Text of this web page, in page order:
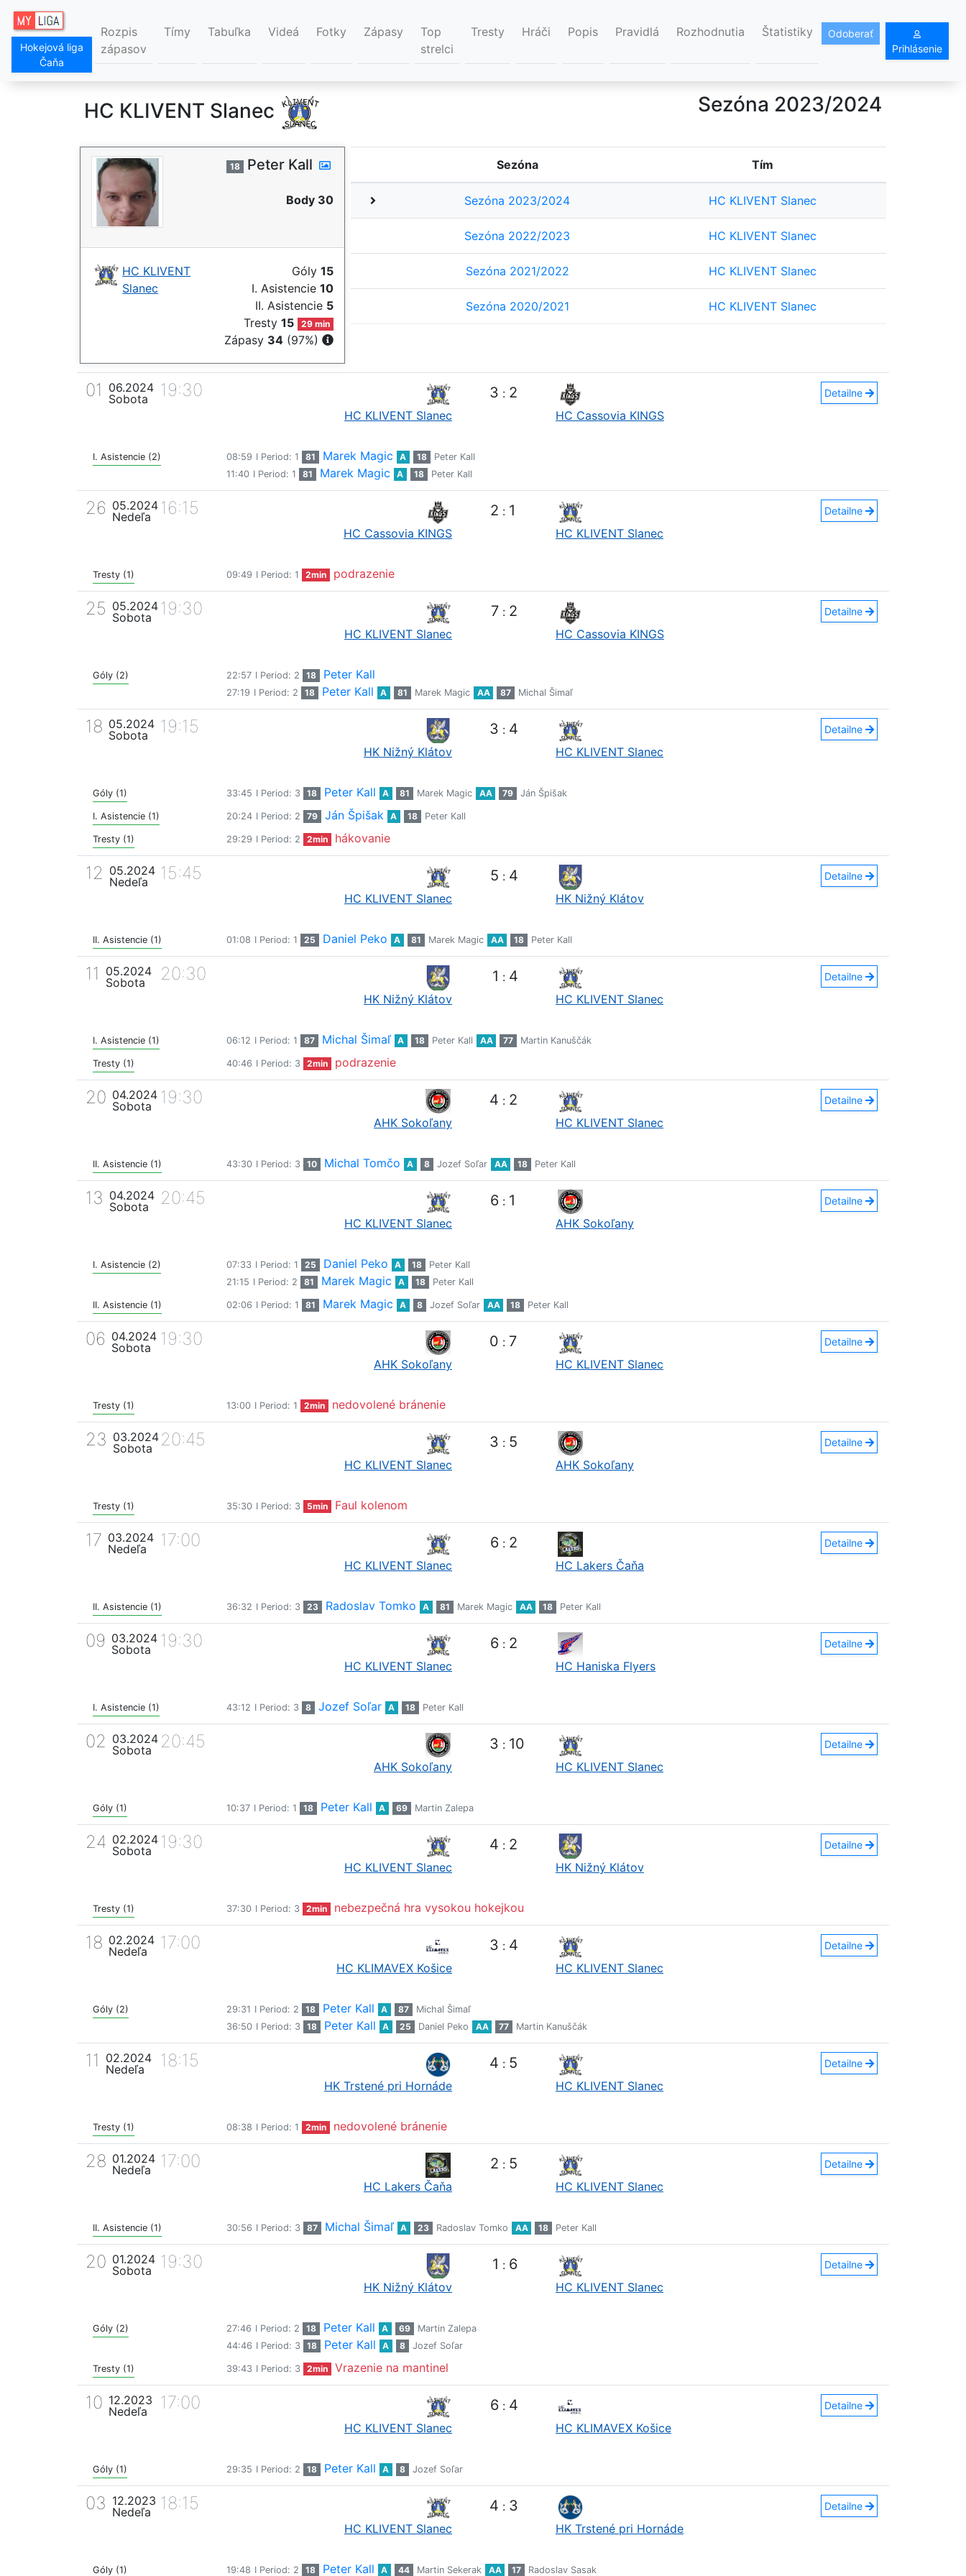
Hokejová liga
Čaňa
Rozpis
zápasov
Tímy Tabuľka Videá Fotky Zápasy
Top
strelci
Tresty Hráči Popis Pravidlá Rozhodnutia Štatistiky
Odoberať
Prihlásenie
HC KLIVENT Slanec Sezóna 2023/2024
18 Peter Kall
Body 30
HC KLIVENT
Slanec
Góly 15
I. Asistencie 10
II. Asistencie 5
Tresty15 29 min
Zápasy 34 (97%)
Sezóna Tím
Sezóna 2023/2024 HC KLIVENT Slanec
Sezóna 2022/2023 HC KLIVENT Slanec
Sezóna 2021/2022 HC KLIVENT Slanec
Sezóna 2020/2021 HC KLIVENT Slanec
01
06.2024
Sobota
19:30
HC KLIVENT Slanec
3 : 2
HC Cassovia KINGS
Detailne
I. Asistencie (2) 08:59 I Period: 1 81 Marek Magic A 18
Peter Kall
11:40 I Period: 1 81 Marek Magic A 18 Peter Kall
26 05.2024
Nedeľa
16:15
HC Cassovia KINGS
2 : 1
HC KLIVENT Slanec
Detailne
Tresty (1) 09:49 I Period: 1 2min podrazenie
25 05.2024
Sobota
19:30
HC KLIVENT Slanec
7 : 2
HC Cassovia KINGS
Detailne
Góly (2) 22:57 I Period: 2 18 Peter Kall
27:19 I Period: 2 18 Peter Kall A 81 Marek Magic AA 87 Michal Šimaľ
18 05.2024
Sobota
19:15
HK Nižný Klátov
3 : 4
HC KLIVENT Slanec
Detailne
Góly (1) 33:45 I Period: 3 18 Peter Kall A 81 Marek Magic AA 79 Ján Špišak
I. Asistencie (1) 20:24 I Period: 2 79 Ján Špišak A 18 Peter Kall
Tresty (1) 29:29 I Period: 2 2min hákovanie
12 05.2024
Nedeľa
15:45
HC KLIVENT Slanec
5 : 4
HK Nižný Klátov
Detailne
II. Asistencie (1) 01:08 I Period: 1 25 Daniel Peko A 81 Marek Magic AA 18 Peter Kall
11
05.2024
Sobota
20:30
HK Nižný Klátov
1 : 4
HC KLIVENT Slanec
Detailne
I. Asistencie (1) 06:12 I Period: 1 87 Michal Šimaľ A 18 Peter Kall AA 77 Martin Kanuščák
Tresty (1) 40:46 I Period: 3 2min podrazenie
20 04.2024
Sobota
19:30
AHK Sokoľany
4 : 2
HC KLIVENT Slanec
Detailne
II. Asistencie (1) 43:30 I Period: 3 10 Michal Tomčo A 8 Jozef Soľar AA 18 Peter Kall
13 04.2024
Sobota
20:45
HC KLIVENT Slanec
6 : 1
AHK Sokoľany
Detailne
I. Asistencie (2) 07:33 I Period: 1 25 Daniel Peko A 18
Peter Kall
21:15 I Period: 2 81 Marek Magic A 18 Peter Kall
II. Asistencie (1) 02:06 I Period: 1 81 Marek Magic A 8 Jozef Soľar AA 18 Peter Kall
06 04.2024
Sobota
19:30
AHK Sokoľany
0 : 7
HC KLIVENT Slanec
Detailne
Tresty (1) 13:00 I Period: 1 2min nedovolené bránenie
23 03.2024
Sobota
20:45
HC KLIVENT Slanec
3 : 5
AHK Sokoľany
Detailne
Tresty (1) 35:30 I Period: 3 5min Faul kolenom
17 03.2024
Nedeľa
17:00
HC KLIVENT Slanec
6 : 2
HC Lakers Čaňa
Detailne
II. Asistencie (1) 36:32 I Period: 3 23 Radoslav Tomko A 81 Marek Magic AA 18 Peter Kall
09 03.2024
Sobota
19:30
HC KLIVENT Slanec
6 : 2
HC Haniska Flyers
Detailne
I. Asistencie (1) 43:12 I Period: 3 8 Jozef Soľar A 18 Peter Kall
02 03.2024
Sobota
20:45
AHK Sokoľany
3 : 10
HC KLIVENT Slanec
Detailne
Góly (1) 10:37 I Period: 1 18 Peter Kall A 69 Martin Zalepa
24 02.2024
Sobota
19:30
HC KLIVENT Slanec
4 : 2
HK Nižný Klátov
Detailne
Tresty (1) 37:30 I Period: 3 2min nebezpečná hra vysokou hokejkou
18 02.2024
Nedeľa
17:00
HC KLIMAVEX Košice
3 : 4
HC KLIVENT Slanec
Detailne
Góly (2) 29:31 I Period: 2 18 Peter Kall A 87
Michal Šimaľ
36:50 I Period: 3 18 Peter Kall A 25 Daniel Peko AA 77 Martin Kanuščák
11
02.2024
Nedeľa
18:15
HK Trstené pri Hornáde
4 : 5
HC KLIVENT Slanec
Detailne
Tresty (1) 08:38 I Period: 1 2min nedovolené bránenie
28 01.2024
Nedeľa
17:00
HC Lakers Čaňa
2 : 5
HC KLIVENT Slanec
Detailne
II. Asistencie (1) 30:56 I Period: 3 87 Michal Šimaľ A 23 Radoslav Tomko AA 18 Peter Kall
20 01.2024
Sobota
19:30
HK Nižný Klátov
1 : 6
HC KLIVENT Slanec
Detailne
Góly (2) 27:46 I Period: 2 18 Peter Kall A 69
Martin Zalepa
44:46 I Period: 3 18 Peter Kall A 8 Jozef Soľar
Tresty (1) 39:43 I Period: 3 2min Vrazenie na mantinel
10 12.2023
Nedeľa
17:00
HC KLIVENT Slanec
6 : 4
HC KLIMAVEX Košice
Detailne
Góly (1) 29:35 I Period: 2 18 Peter Kall A 8 Jozef Soľar
03 12.2023
Nedeľa
18:15
HC KLIVENT Slanec
4 : 3
HK Trstené pri Hornáde
Detailne
Góly (1) 19:48 I Period: 2 18 Peter Kall A 44 Martin Sekerak AA 17 Radoslav Sasak